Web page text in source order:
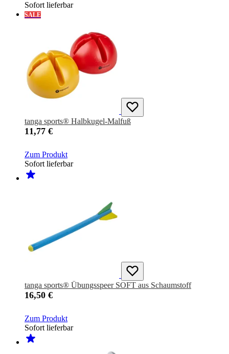
Sofort lieferbar
SALE
tanga sports® Halbkugel-Malfuß
11,77 €
Zum Produkt
Sofort lieferbar
tanga sports® Übungsspeer SOFT aus Schaumstoff
16,50 €
Zum Produkt
Sofort lieferbar